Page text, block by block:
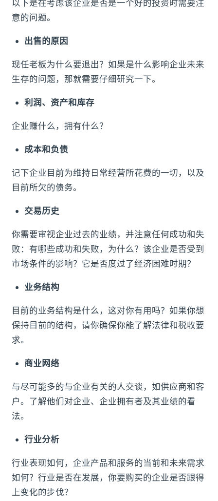
以下是在考虑该企业是否是一个好的投资时需要注
意的问题。
出售的原因
现任老板为什么要退出？如果是什么影响企业未来
生存的问题，那就需要仔细研究一下。
利润、资产和库存
企业赚什么，拥有什么？
成本和负债
记下企业目前为维持日常经营所花费的一切，以及
目前所欠的债务。
交易历史
你需要审视企业过去的业绩，并注意任何成功和失
败：有哪些成功和失败，为什么？该企业是否受到
市场条件的影响？它是否度过了经济困难时期？
业务结构
目前的业务结构是什么，这对你有用吗？如果你想
保持目前的结构，请你确保你能了解法律和税收要
求。
商业网络
与尽可能多的与企业有关的人交谈，如供应商和客
户。了解他们对企业、企业拥有者及其业绩的看
法。
行业分析
行业表现如何，企业产品和服务的当前和未来需求
如何？行业是否在发展，你要购买的企业是否跟得
上变化的步伐？